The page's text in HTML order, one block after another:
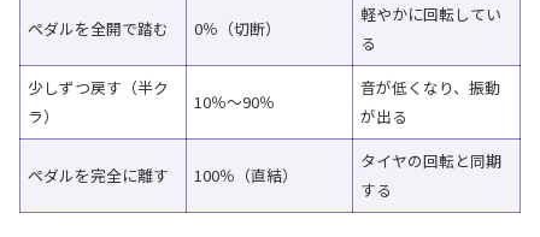
ペダルを全開で踏む 0％（切断）
軽やかに回転してい
る
少しずつ戻す（半ク
ラ）
10％〜90％
音が低くなり、振動
が出る
ペダルを完全に離す 100％（直結）
タイヤの回転と同期
する